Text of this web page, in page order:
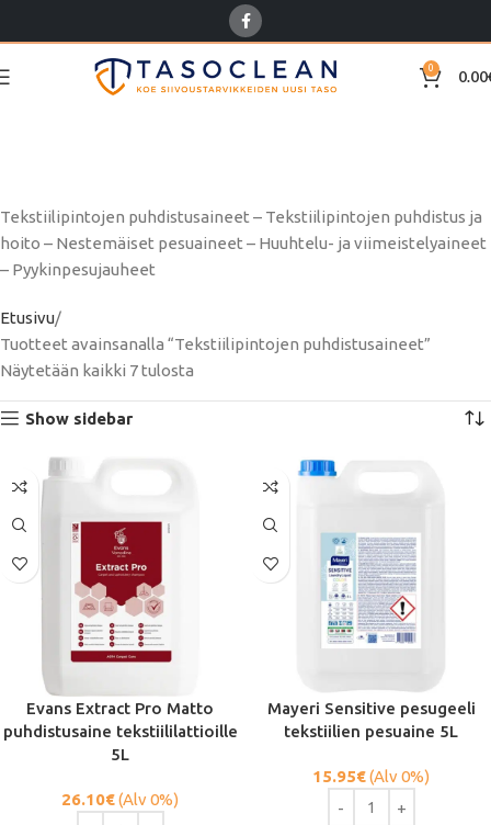
0 0.00
Tekstiilipintojen puhdistusaineet – Tekstiilipintojen puhdistus ja
hoito – Nestemäiset pesuaineet – Huuhtelu- ja viimeistelyaineet
– Pyykinpesujauheet
Etusivu
Tuotteet avainsanalla “Tekstiilipintojen puhdistusaineet”
Näytetään kaikki 7 tulosta
Show sidebar
Evans Extract Pro Matto
puhdistusaine tekstiililattioille
5L
26.10€(Alv 0%)
Mayeri Sensitive pesugeeli
tekstiilien pesuaine 5L
15.95€(Alv 0%)